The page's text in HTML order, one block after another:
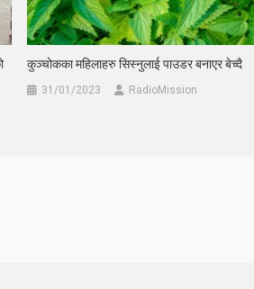
कुञ्चोकका महिलाहरु सिस्नुलाई पाउडर बनाएर बेच्दै
31/01/2023 RadioMission